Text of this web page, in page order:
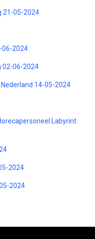
21-05-2024
06-2024
02-06-2024
14-05-2024
Labyrint
2024
2024